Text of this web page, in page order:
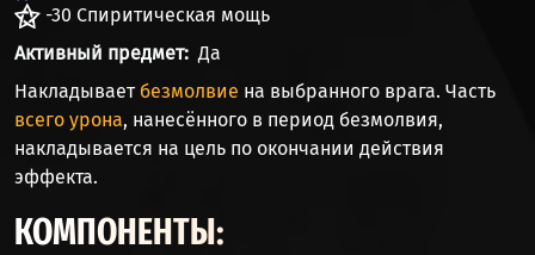
-30 Спиритическая мощь
Активный предмет
Да
Накладывает безмолвие на выбранного врага. Часть
всего урона, нанесённого в период безмолвия,
накладывается на цель по окончании действия
эффекта.
КОМПОНЕНТЫ: